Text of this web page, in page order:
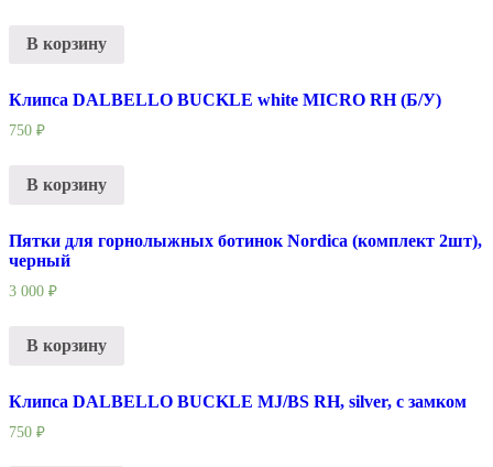
В корзину
Клипса DALBELLO BUCKLE white MICRO RH (Б/У)
750 ₽
В корзину
Пятки для горнолыжных ботинок Nordica (комплект 2шт),
черный
3 000 ₽
В корзину
Клипса DALBELLO BUCKLE MJ/BS RH, silver, с замком
750 ₽